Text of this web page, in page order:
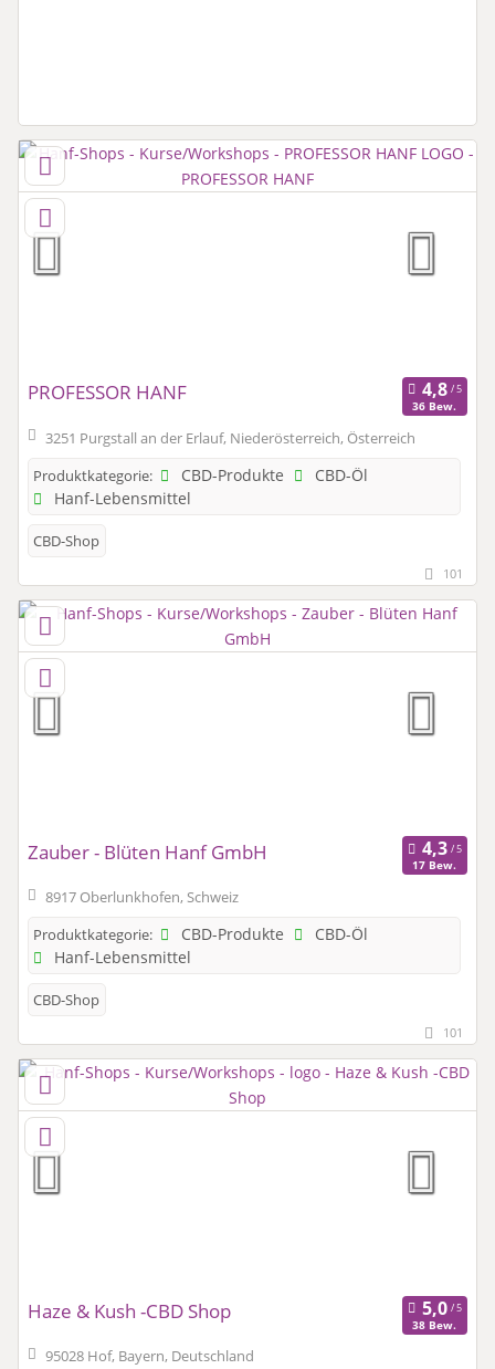
PROFESSOR HANF
36 Bew.
3251 Purgstall an der Erlauf, Niederösterreich, Österreich
Produktkategorie:
CBD-Produkte
CBD-Öl
Hanf-Lebensmittel
CBD-Shop
101
Zauber - Blüten Hanf GmbH
17 Bew.
8917 Oberlunkhofen, Schweiz
Produktkategorie:
CBD-Produkte
CBD-Öl
Hanf-Lebensmittel
CBD-Shop
101
Haze & Kush -CBD Shop
38 Bew.
95028 Hof, Bayern, Deutschland